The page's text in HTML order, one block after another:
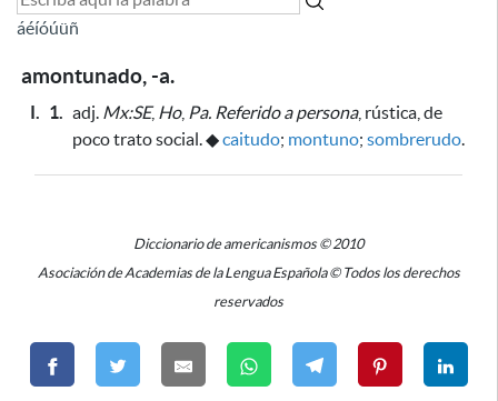
áéíóúüñ
amontunado, -a.
I. 1. adj. Mx:SE, Ho, Pa. Referido a persona, rústica, de
poco trato social.◆caitudo; montuno; sombrerudo.
Diccionario de americanismos © 2010
Asociación de Academias de la Lengua Española © Todos los derechos
reservados